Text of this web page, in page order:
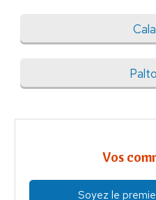
Vos
Soyez le